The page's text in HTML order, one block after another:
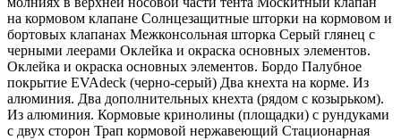
на кормовом клапане Солнцезащитные шторки на кормовом и
бортовых клапанах Межконсольная шторка Серый глянец с
черными леерами Оклейка и окраска основных элементов.
Оклейка и окраска основных элементов. Бордо Палубное
покрытие EVAdeck (черно-серый) Два кнехта на корме. Из
алюминия. Два дополнительных кнехта (рядом с козырьком).
Из алюминия. Кормовые кринолины (площадки) с рундуками
с двух сторон Трап кормовой нержавеющий Стационарная